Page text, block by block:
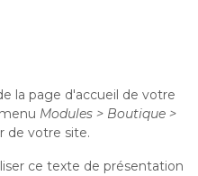
la page d'accueil de votre
Modules > Boutique >
de votre site.
ce texte de présentation